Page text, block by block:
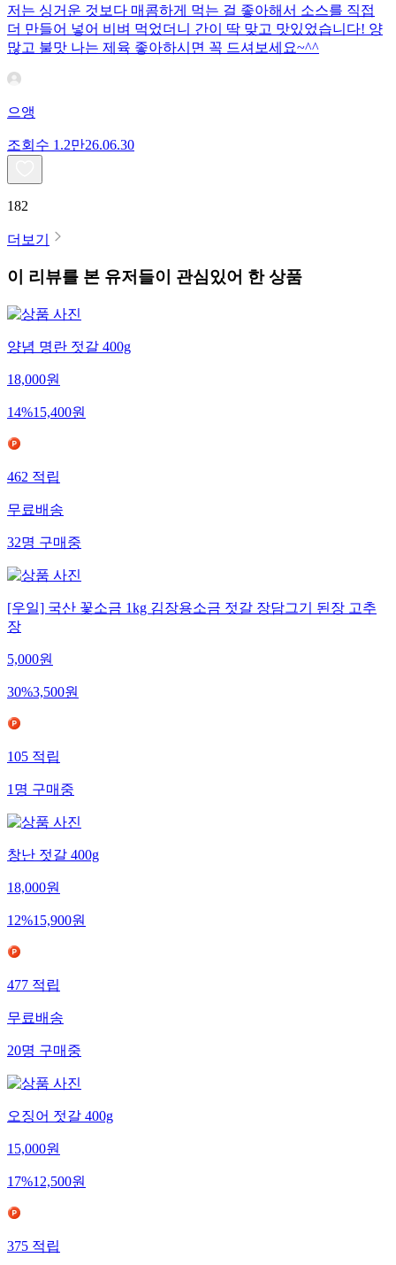
저는 싱거운 것보다 매콤하게 먹는 걸 좋아해서 소스를 직접
더 만들어 넣어 비벼 먹었더니 간이 딱 맞고 맛있었습니다! 양
많고 불맛 나는 제육 좋아하시면 꼭 드셔보세요~^^
으앵
조회수 1.2만26.06.30
182
더보기
이 리뷰를 본 유저들이 관심있어 한 상품
양념 명란 젓갈 400g
18,000원
14%15,400원
462 적립
무료배송
32명 구매중
[우일] 국산 꽃소금 1kg 김장용소금 젓갈 장담그기 된장 고추
장
5,000원
30%3,500원
105 적립
1 명 구매중
창난 젓갈 400g
18,000원
12%15,900원
477 적립
무료배송
20명 구매중
오징어 젓갈 400g
15,000원
17%12,500원
375 적립